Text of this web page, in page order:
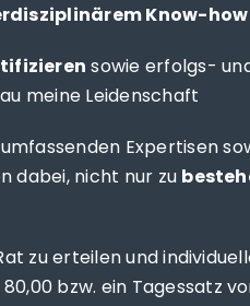
Know-how
sowie erfolgs-
meine Leidenschaft
Expertisen
dabei, nicht nur zu
zu erteilen und
bzw. ein Tagessatz